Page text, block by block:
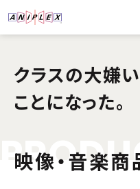
クラスの大嫌
ことになった。
PRODU
映像・音楽商